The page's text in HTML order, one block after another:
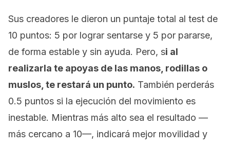
Sus creadores le dieron un puntaje total al test de
10 puntos: 5 por lograr sentarse y 5 por pararse,
de forma estable y sin ayuda. Pero, si al
realizarla te apoyas de las manos, rodillas o
muslos, te restará un punto. También perderás
0.5 puntos si la ejecución del movimiento es
inestable. Mientras más alto sea el resultado —
más cercano a 10—, indicará mejor movilidad y